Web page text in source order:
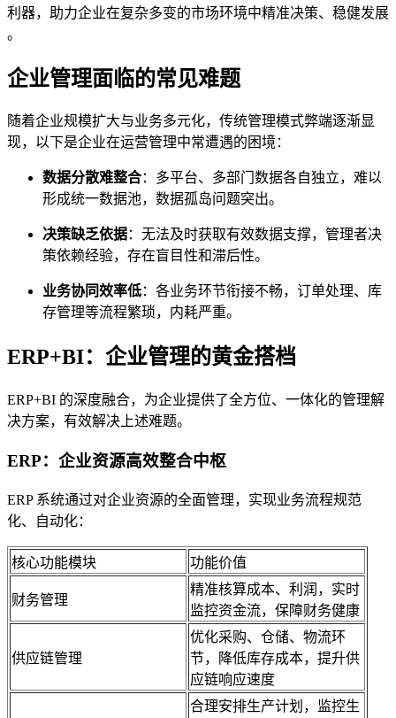
利器，助力企业在复杂多变的市场环境中精准决策、稳健发展
。
企业管理面临的常见难题
随着企业规模扩大与业务多元化，传统管理模式弊端逐渐显
现，以下是企业在运营管理中常遭遇的困境：
数据分散难整合：多平台、多部门数据各自独立，难以
形成统一数据池，数据孤岛问题突出。
决策缺乏依据：无法及时获取有效数据支撑，管理者决
策依赖经验，存在盲目性和滞后性。
业务协同效率低：各业务环节衔接不畅，订单处理、库
存管理等流程繁琐，内耗严重。
ERP+BI：企业管理的黄金搭档
ERP+BI 的深度融合，为企业提供了全方位、一体化的管理解
决方案，有效解决上述难题。
ERP：企业资源高效整合中枢
ERP 系统通过对企业资源的全面管理，实现业务流程规范
化、自动化：
核心功能模块 功能价值
财务管理
精准核算成本、利润，实时
监控资金流，保障财务健康
供应链管理
优化采购、仓储、物流环
节，降低库存成本，提升供
应链响应速度
合理安排生产计划，监控生